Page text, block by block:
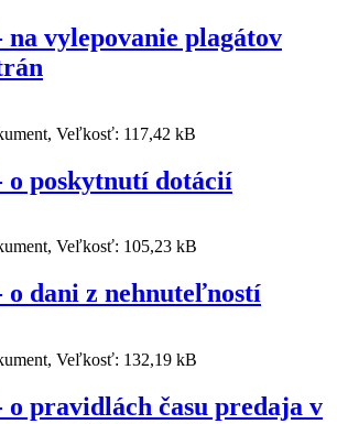
na vylepovanie plagátov
Veľkosť: 117,42 kB
o poskytnutí dotácií
Veľkosť: 105,23 kB
o dani z nehnuteľností
Veľkosť: 132,19 kB
o pravidlách času predaja v